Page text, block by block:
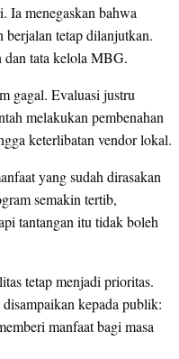
Ia menegaskan bahwa
tetap dilanjutkan.
dan tata kelola MBG.
gagal. Evaluasi justru
melakukan pembenahan
keterlibatan vendor lokal.
yang sudah dirasakan
semakin tertib,
tantangan itu tidak boleh
tetap menjadi prioritas.
kepada publik:
manfaat bagi masa